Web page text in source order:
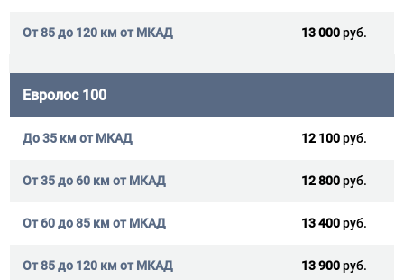
13 000руб.
Евролос 100
12 100руб.
12 800руб.
13 400руб.
13 900руб.